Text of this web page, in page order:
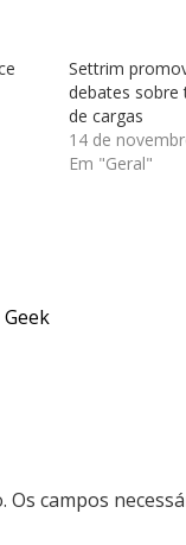
Settrim
debates
de cargas
14 de
Em "Geral"
campos